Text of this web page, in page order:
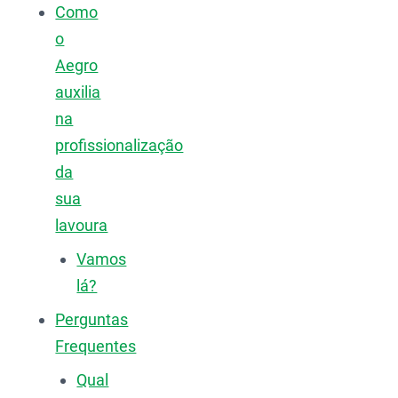
Como
o
Aegro
auxilia
na
profissionalização
da
sua
lavoura
Vamos
lá?
Perguntas
Frequentes
Qual